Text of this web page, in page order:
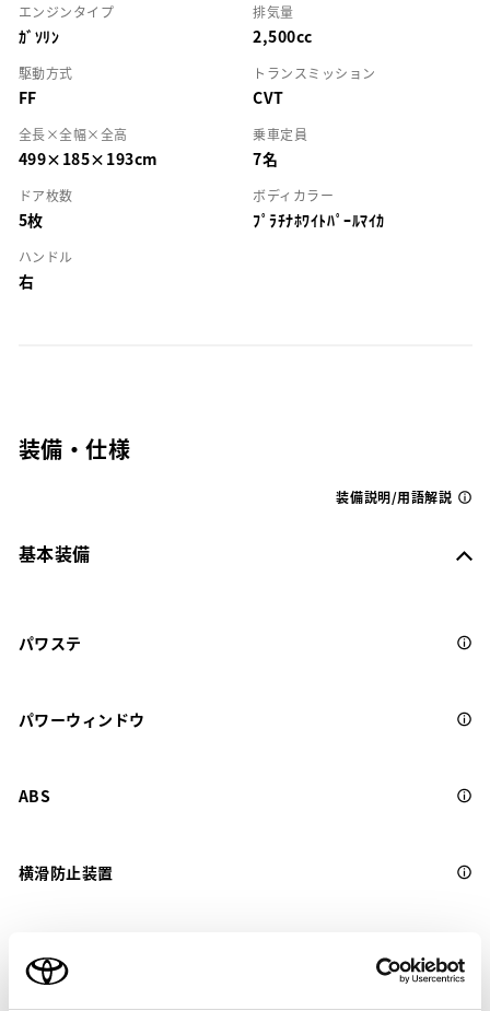
エンジンタイプ
ｶﾞｿﾘﾝ
排気量
2,500cc
駆動方式
FF
トランスミッション
CVT
全長×全幅×全高
499×185×193cm
乗車定員
7名
ドア枚数
5枚
ボディカラー
ﾌﾟﾗﾁﾅﾎﾜｲﾄﾊﾟｰﾙﾏｲｶ
ハンドル
右
装備・仕様
装備説明/用語解説
基本装備
パワステ
パワーウィンドウ
ABS
横滑防止装置
：ｽﾏｰﾄｷ-